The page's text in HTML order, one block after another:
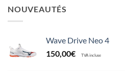
NOUVEAUTÉS
Wave Drive Neo 4
150,00€ TVA incluse